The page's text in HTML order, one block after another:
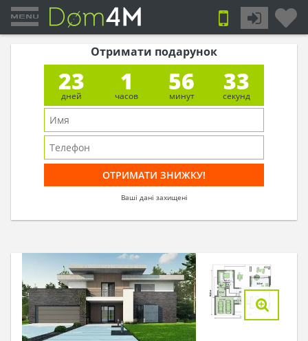
Отримати подарунок
23
дней
1
часов
56
минут
33
секунд
Ваші дані захищені